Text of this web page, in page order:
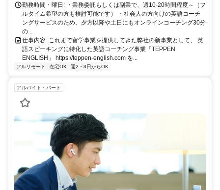
勤務時間・曜日: ・業務委託もしくは副業で、週10-20時間程度～（フ
ルタイム希望の方も検討可能です） ・社会人の方向けの英語コーチ
ングサービスのため、夕方以降や土日にもオンラインコーチング30分
の...
仕事内容: これまで留学事業を提供してきた弊社の新事業として、 英
語スピーキングに特化した英語コーチング事業「TEPPEN
ENGLISH」 https://teppen-english.com を...
フルリモート 在宅OK 週2・3日からOK
アルバイト・パート